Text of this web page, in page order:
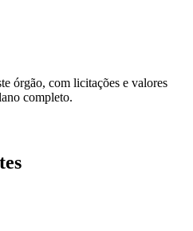
órgão, com licitações e valores
completo.